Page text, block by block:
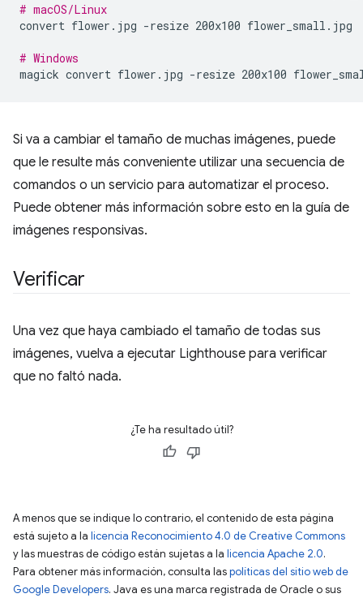
# macOS/Linux
convert flower.jpg -resize 200x100 flower_small.jpg
# Windows
magick convert flower.jpg -resize 200x100
Si va a cambiar el tamaño de muchas imágenes, puede
que le resulte más conveniente utilizar una secuencia de
comandos o un servicio para automatizar el proceso.
Puede obtener más información sobre esto en la guía de
imágenes responsivas.
Verificar
Una vez que haya cambiado el tamaño de todas sus
imágenes, vuelva a ejecutar Lighthouse para verificar
que no faltó nada.
¿Te ha resultado útil?
A menos que se indique lo contrario, el contenido de esta página
está sujeto a la licencia Reconocimiento 4.0 de Creative Commons
y las muestras de código están sujetas a la licencia Apache 2.0.
Para obtener más información, consulta laspolíticas del sitio web de
Google Developers. Java es una marca registrada de Oracle o sus